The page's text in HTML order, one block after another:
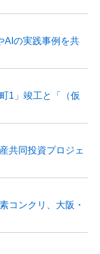
AIの実践事例を共
1」竣工と「（仮
共同投資プロジェ
コンクリ、大阪・